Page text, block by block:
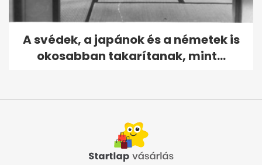
A svédek, a japánok és a németek is
okosabban takarítanak, mint...